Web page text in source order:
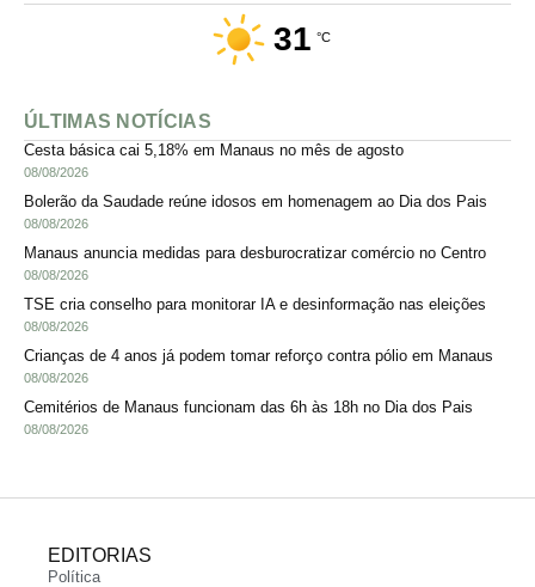
31 °C
ÚLTIMAS NOTÍCIAS
Cesta básica cai 5,18% em Manaus no mês de agosto
08/08/2026
Bolerão da Saudade reúne idosos em homenagem ao Dia dos Pais
08/08/2026
Manaus anuncia medidas para desburocratizar comércio no Centro
08/08/2026
TSE cria conselho para monitorar IA e desinformação nas eleições
08/08/2026
Crianças de 4 anos já podem tomar reforço contra pólio em Manaus
08/08/2026
Cemitérios de Manaus funcionam das 6h às 18h no Dia dos Pais
08/08/2026
EDITORIAS
Política